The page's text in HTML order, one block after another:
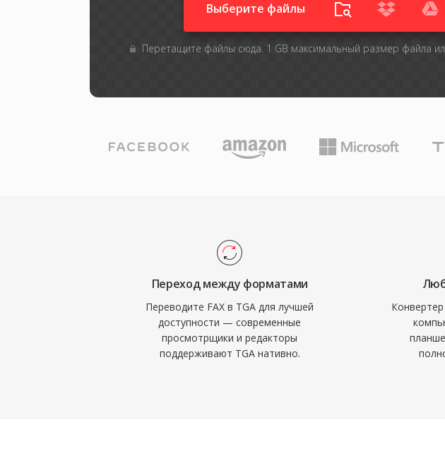
Выберите файлы
Перетащите файлы сюда. 1 GB максимальный размер файла
Переход между форматами
Переводите FAX в TGA для лучшей
доступности — современные
просмотрщики и редакторы
поддерживают TGA нативно.